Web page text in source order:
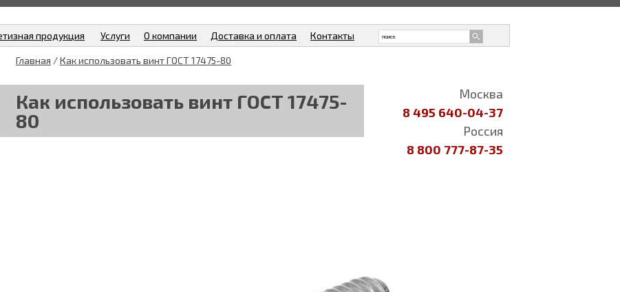
продукция Услуги О компании Доставка и оплата Контакты
Главная /Как использовать винт ГОСТ 17475-80
Как использовать винт ГОСТ 17475-
80
Москва
8 495 640-04-37
Россия
8 800 777-87-35